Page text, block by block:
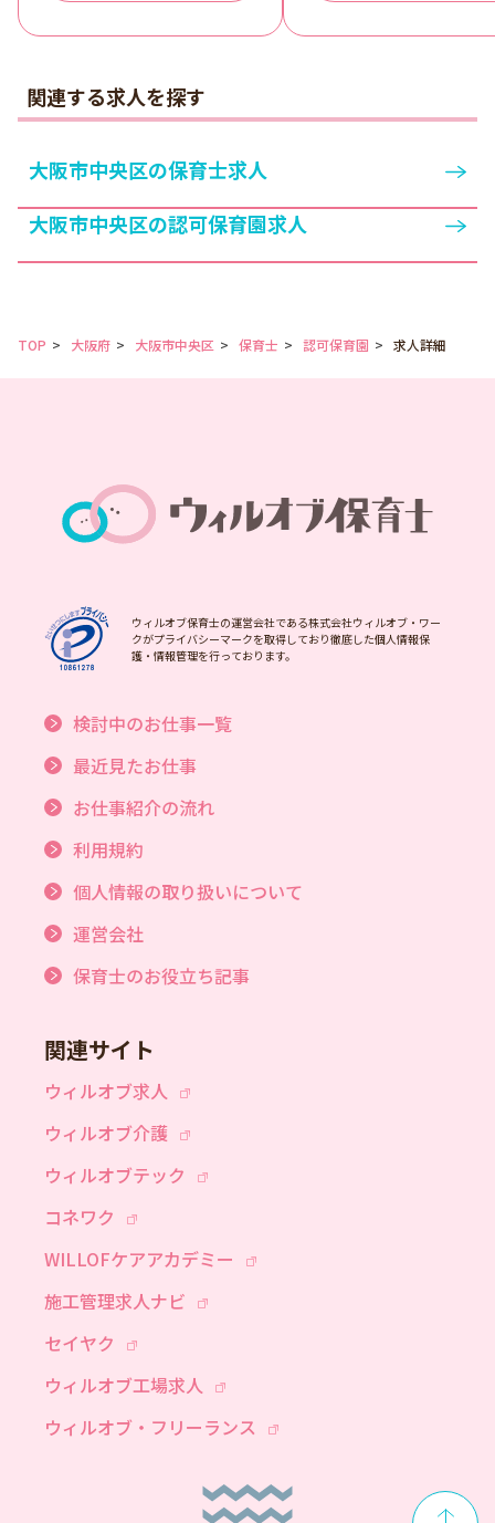
関連する求人を探す
大阪市中央区の保育士求人
大阪市中央区の認可保育園求人
TOP 大阪府 大阪市中央区 保育士 認可保育園 求人詳細
ウィルオブ保育士の運営会社である株式会社ウィルオブ・ワー
クがプライバシーマークを取得しており徹底した個人情報保
護・情報管理を行っております。
検討中のお仕事一覧
最近見たお仕事
お仕事紹介の流れ
利用規約
個人情報の取り扱いについて
運営会社
保育士のお役立ち記事
関連サイト
ウィルオブ求人
ウィルオブ介護
ウィルオブテック
コネワク
WILLOFケアアカデミー
施工管理求人ナビ
セイヤク
ウィルオブ工場求人
ウィルオブ・フリーランス